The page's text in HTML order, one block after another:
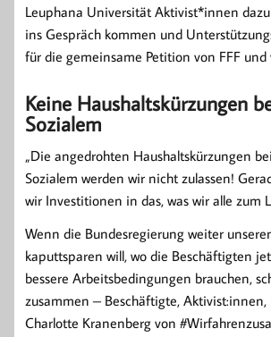
Leuphana Universität Aktivist*innen
ins Gespräch kommen und
für die gemeinsame Petition von FFF und
Keine Haushaltskürzungen
Sozialem
„Die angedrohten Haushaltskürzungen
Sozialem werden wir nicht zulassen!
wir Investitionen in das, was wir alle zum
Wenn die Bundesregierung weiter
kaputtsparen will, wo die Beschäftigten
bessere Arbeitsbedingungen brauchen,
zusammen – Beschäftigte, Aktivist:innen,
Charlotte Kranenberg von